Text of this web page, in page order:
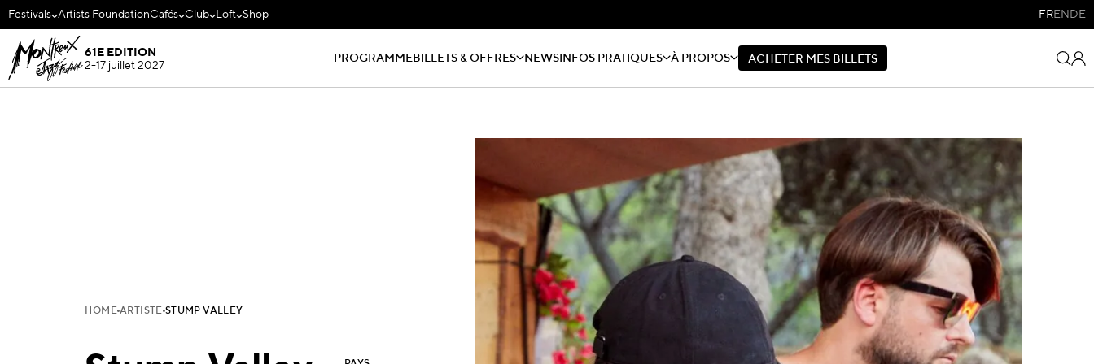
Festivals Artists FoundationCafés Club Loft Shop FREN DE
61E EDITION
2-17 juillet 2027
PROGRAMMEBILLETS & OFFRES NEWSINFOS PRATIQUES À PROPOS AC H ET ER M ES B LLET S
ACHETER MES BILLETS
HOME ARTISTE STUMP VALLEY